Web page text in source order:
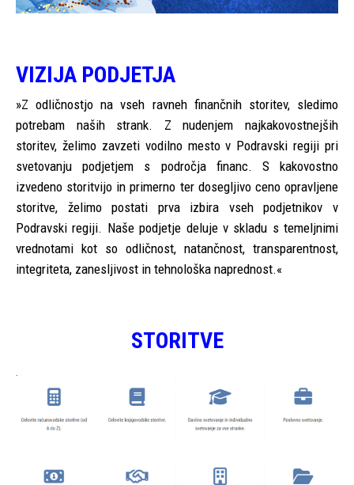
VIZIJA PODJETJA
»Z odličnostjo na vseh ravneh finančnih storitev, sledimo
potrebam naših strank. Z nudenjem najkakovostnejših
storitev, želimo zavzeti vodilno mesto v Podravski regiji pri
svetovanju podjetjem s področja financ. S kakovostno
izvedeno storitvijo in primerno ter dosegljivo ceno opravljene
storitve, želimo postati prva izbira vseh podjetnikov v
Podravski regiji. Naše podjetje deluje v skladu s temeljnimi
vrednotami kot so odličnost, natančnost, transparentnost,
integriteta, zanesljivost in tehnološka naprednost.«
STORITVE